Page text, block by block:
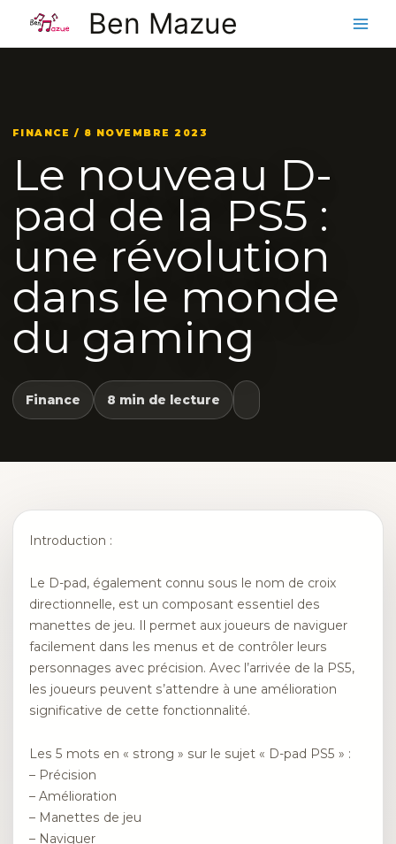
contenu
Ben Mazue
FINANCE / 8 NOVEMBRE 2023
Le nouveau D-
pad de la PS5 :
une révolution
dans le monde
du gaming
Finance 8 min de lecture
Introduction :
Le D-pad, également connu sous le nom de croix
directionnelle, est un composant essentiel des
manettes de jeu. Il permet aux joueurs de naviguer
facilement dans les menus et de contrôler leurs
personnages avec précision. Avec l’arrivée de la PS5,
les joueurs peuvent s’attendre à une amélioration
significative de cette fonctionnalité.
Les 5 mots en « strong » sur le sujet « D-pad PS5 » :
– Précision
– Amélioration
– Manettes de jeu
– Naviguer